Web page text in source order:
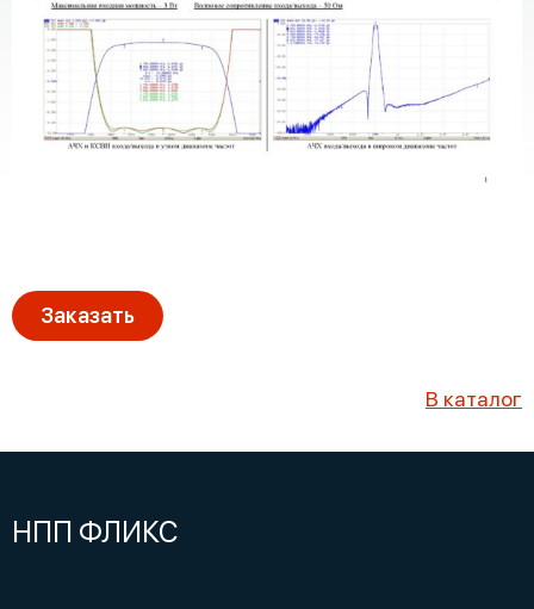
Заказать
В каталог
НПП ФЛИКС